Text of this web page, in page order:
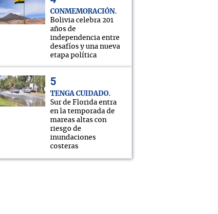
CONMEMORACIÓN
Bolivia celebra 201
años de
independencia entre
desafíos y una nueva
etapa política
TENGA CUIDADO
Sur de Florida entra
en la temporada de
mareas altas con
riesgo de
inundaciones
costeras